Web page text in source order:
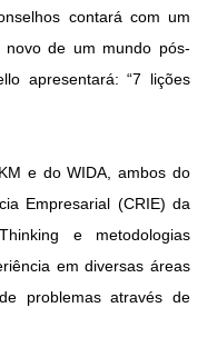
contará com um
de um mundo pós-
apresentará: “7 lições
e do WIDA, ambos do
Empresarial (CRIE) da
e metodologias
em diversas áreas
problemas através de